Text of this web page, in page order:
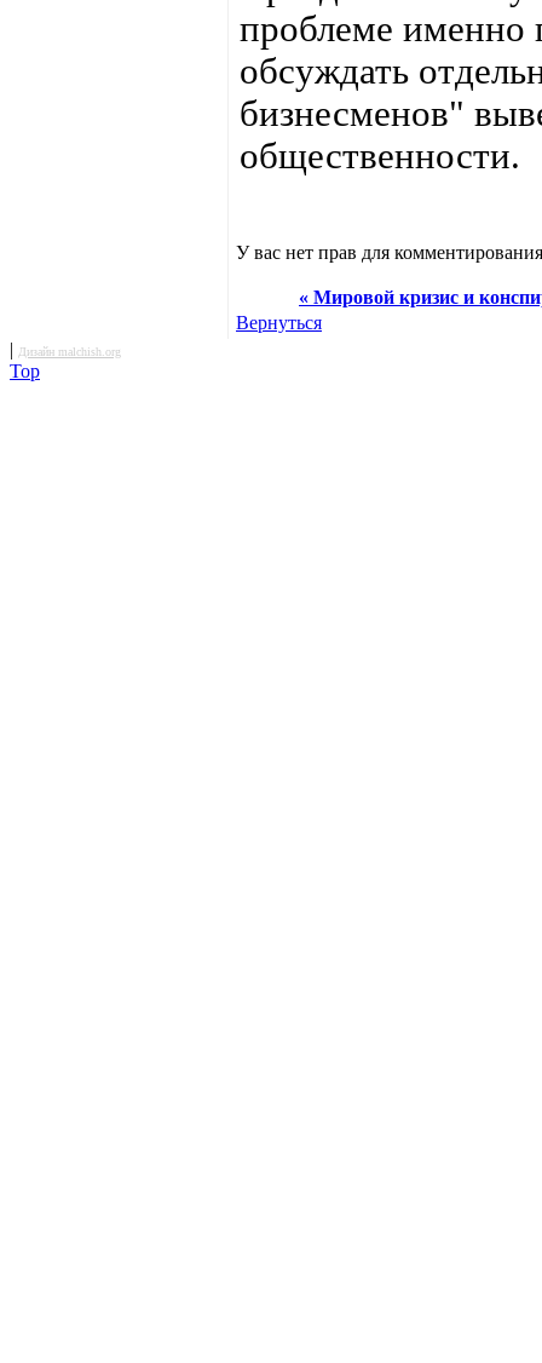
проблеме именно
обсуждать
бизнесменов"
общественности.
У вас нет прав для
« Мировой кризис и
Вернуться
| Дизайн malchish.org
Top